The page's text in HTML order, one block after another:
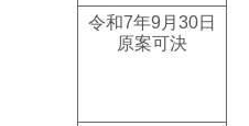
令和7年9月30日
原案可決